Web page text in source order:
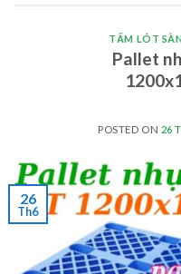
TẤM LÓT
Pallet
POSTED ON 26
26
Th6